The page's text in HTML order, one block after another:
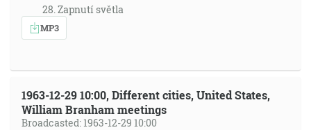
28. Zapnutí světla
MP3
1963-12-29 10:00, Different cities, United States,
William Branham meetings
Broadcasted: 1963-12-29 10:00